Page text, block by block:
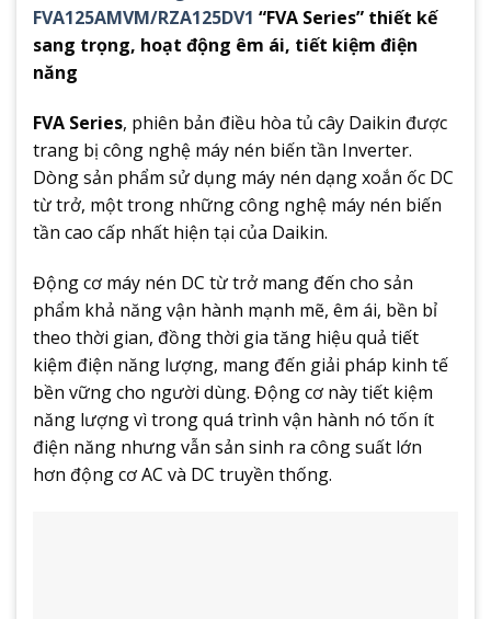
FVA125AMVM/RZA125DV1 “FVA Series” thiết kế
sang trọng, hoạt động êm ái, tiết kiệm điện
năng
FVA Series, phiên bản điều hòa tủ cây Daikin được
trang bị công nghệ máy nén biến tần Inverter.
Dòng sản phẩm sử dụng máy nén dạng xoắn ốc DC
từ trở, một trong những công nghệ máy nén biến
tần cao cấp nhất hiện tại của Daikin.
Động cơ máy nén DC từ trở mang đến cho sản
phẩm khả năng vận hành mạnh mẽ, êm ái, bền bỉ
theo thời gian, đồng thời gia tăng hiệu quả tiết
kiệm điện năng lượng, mang đến giải pháp kinh tế
bền vững cho người dùng. Động cơ này tiết kiệm
năng lượng vì trong quá trình vận hành nó tốn ít
điện năng nhưng vẫn sản sinh ra công suất lớn
hơn động cơ AC và DC truyền thống.